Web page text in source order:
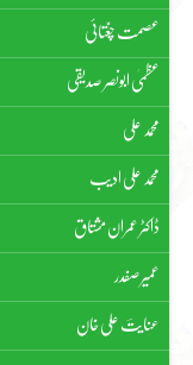
عصمت چغتائی
عظمیٰ ابونصر صدیقی
محمد علی
محمد علی ادیب
ڈاکٹر عمران مشتاق
عمیر صفدر
عنایتؔ علی خان